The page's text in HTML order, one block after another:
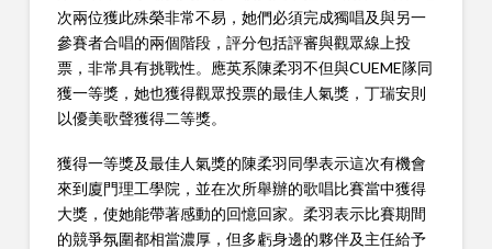
次兩位獲此殊榮非常不易，她們必須完成獨唱及與另一
參賽者合唱的兩個階段，評分包括評審與觀眾線上投
票，非常具有挑戰性。應英系陳柔羽不但與CUEME隊同
獲一等獎，她也獲得觀眾投票的最佳人氣獎，丁瑞安則
以優美歌聲獲得二等獎。
獲得一等獎及最佳人氣獎的陳柔羽同學表示這次有機會
來到廈門理工學院，並在次所舉辦的歌唱比賽當中獲得
大獎，使她能帶著感動的回憶回家。柔羽表示比賽期間
的競爭氛圍都相當濃厚，但多虧身邊的夥伴及主任給予